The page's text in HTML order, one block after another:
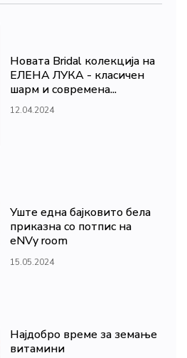
Новата Bridal колекција на
ЕЛЕНА ЛУКА - класичен
шарм и современа...
12.04.2024
Уште една бајковито бела
приказна со потпис на
eNVy room
15.05.2024
Најдобро време за земање
витамини